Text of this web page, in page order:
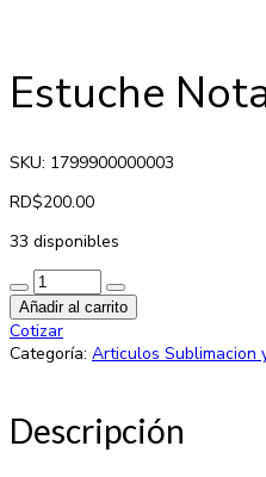
Estuche
SKU: 1799900000003
RD$200.00
33 disponibles
Añadir al carrito
Cotizar
Categoría: Articulos Sublimacion
Descripción